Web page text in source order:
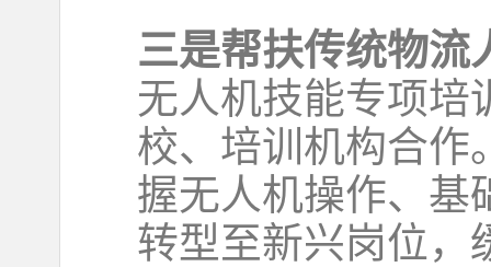
三是帮扶传统物流
无人机技能专项培
校、培训机构合作
握无人机操作、基
转型至新兴岗位，